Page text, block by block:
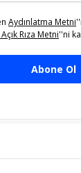
Aydınlatma Metni
Rıza Metni''ni
Abone Ol